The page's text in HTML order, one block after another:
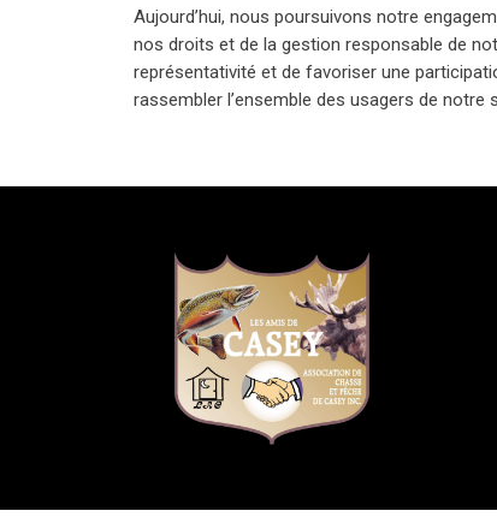
Aujourd’hui, nous poursuivons notre
nos droits et de la gestion responsable de
représentativité et de favoriser une
rassembler l’ensemble des usagers de notre